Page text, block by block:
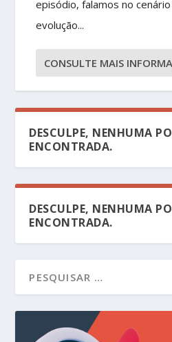
episódio, falamos no
evolução...
CONSULTE MAIS
DESCULPE, NENHUMA
ENCONTRADA.
DESCULPE, NENHUMA
ENCONTRADA.